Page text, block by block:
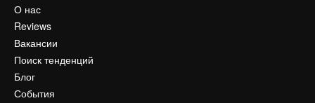
О нас
Reviews
Вакансии
Поиск тенденций
Блог
События